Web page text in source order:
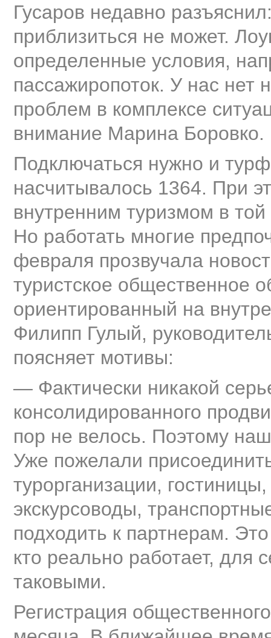
Гусаров недавно
приблизиться не может.
определенные условия,
пассажиропоток. У нас нет
проблем в комплексе
внимание Марина Боровко.
Подключаться нужно и
насчитывалось 1364. При
внутренним туризмом в
Но работать многие
февраля прозвучала
туристское общественное
ориентированный на
Филипп Гулый,
поясняет мотивы:
— Фактически никакой
консолидированного
пор не велось. Поэтому
Уже пожелали
турорганизации,
экскурсоводы,
подходить к партнерам.
кто реально работает, для
таковыми.
Регистрация